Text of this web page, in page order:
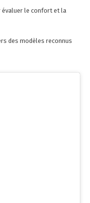
évaluer le confort et la
des modèles reconnus